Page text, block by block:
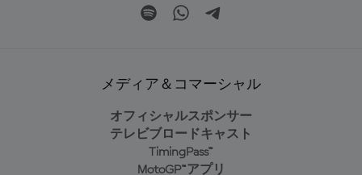
メディア＆コマーシャル
オフィシャルスポンサー
テレビブロードキャスト
TimingPass™
MotoGP™アプリ